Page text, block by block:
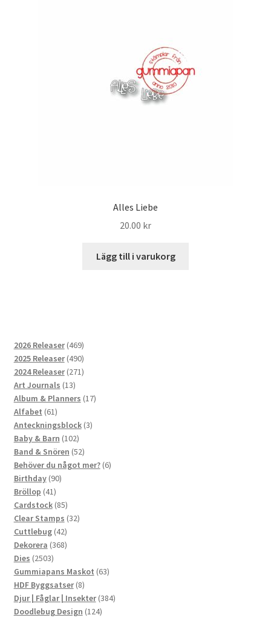
Alles Liebe
20.00 kr
Lägg till i varukorg
2026 Releaser 469469
produkter
2025 Releaser 490490
produkter
2024 Releaser 271271
Art Journals 1313
produkter
Album & Planners 1717
Alfabet 6161
produkter
Anteckningsblock 33
Baby & Barn 102102
produkter
Band & Snören 5252
produkter
Behöver du något mer? 66
Birthday 9090
Bröllop 4141
produkter
Cardstock 8585
produkter
Clear Stamps 3232
Cuttlebug 4242
produkter
Dekorera 368368
Dies 25032503
produkter
Gummiapans Maskot 6363
HDF Byggsatser 88
produkter
Djur | Fåglar | Insekter 384384
Doodlebug Design 124124